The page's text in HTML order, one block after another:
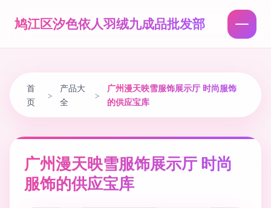
鸠江区汐色依人羽绒九成品批发部
首
页
>
产品大
全
>
广州漫天映雪服饰展示厅 时尚服饰
的供应宝库
广州漫天映雪服饰展示厅 时尚
服饰的供应宝库